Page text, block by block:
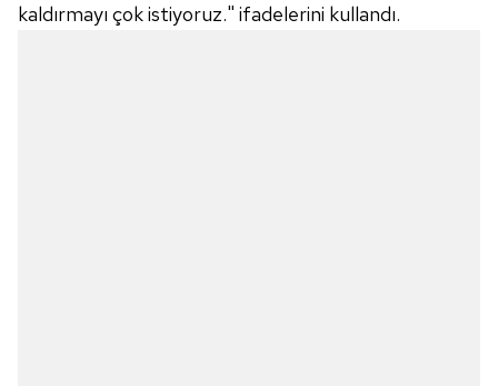
kaldırmayı çok istiyoruz." ifadelerini kullandı.